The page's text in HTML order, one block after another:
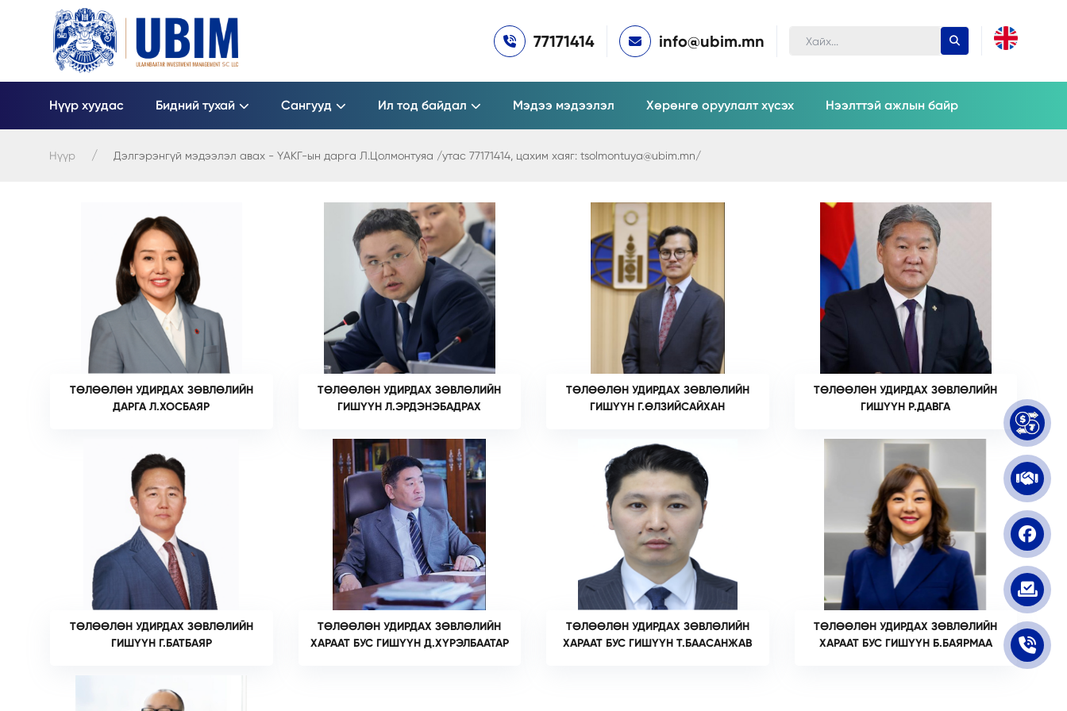
77171414 info@ubim.mn
Нүүр хуудас Бидний тухай Сангууд Ил тод байдал Мэдээ мэдээлэл Хөрөнгө оруулалт хүсэх Нээлттэй ажлын байр
Нүүр Дэлгэрэнгүй мэдээлэл авах - ҮАКГ-ын дарга Л.Цолмонтуяа /утас 77171414, цахим хаяг: tsolmontuya@ubim.mn/
ТӨЛӨӨЛӨН УДИРДАХ ЗӨВЛӨЛИЙН
ДАРГА Л.ХОСБАЯР
ТӨЛӨӨЛӨН УДИРДАХ ЗӨВЛӨЛИЙН
ГИШҮҮН Л.ЭРДЭНЭБАДРАХ
ТӨЛӨӨЛӨН УДИРДАХ ЗӨВЛӨЛИЙН
ГИШҮҮН Г.ӨЛЗИЙСАЙХАН
ТӨЛӨӨЛӨН УДИРДАХ ЗӨВЛӨЛИЙН
ГИШҮҮН Р.ДАВГА
ТӨЛӨӨЛӨН УДИРДАХ ЗӨВЛӨЛИЙН
ГИШҮҮН Г.БАТБАЯР
ТӨЛӨӨЛӨН УДИРДАХ ЗӨВЛӨЛИЙН
ХАРААТ БУС ГИШҮҮН Д.ХҮРЭЛБААТАР
ТӨЛӨӨЛӨН УДИРДАХ ЗӨВЛӨЛИЙН
ХАРААТ БУС ГИШҮҮН Т.БААСАНЖАВ
ТӨЛӨӨЛӨН УДИРДАХ ЗӨВЛӨЛИЙН
ХАРААТ БУС ГИШҮҮН Б.БАЯРМАА